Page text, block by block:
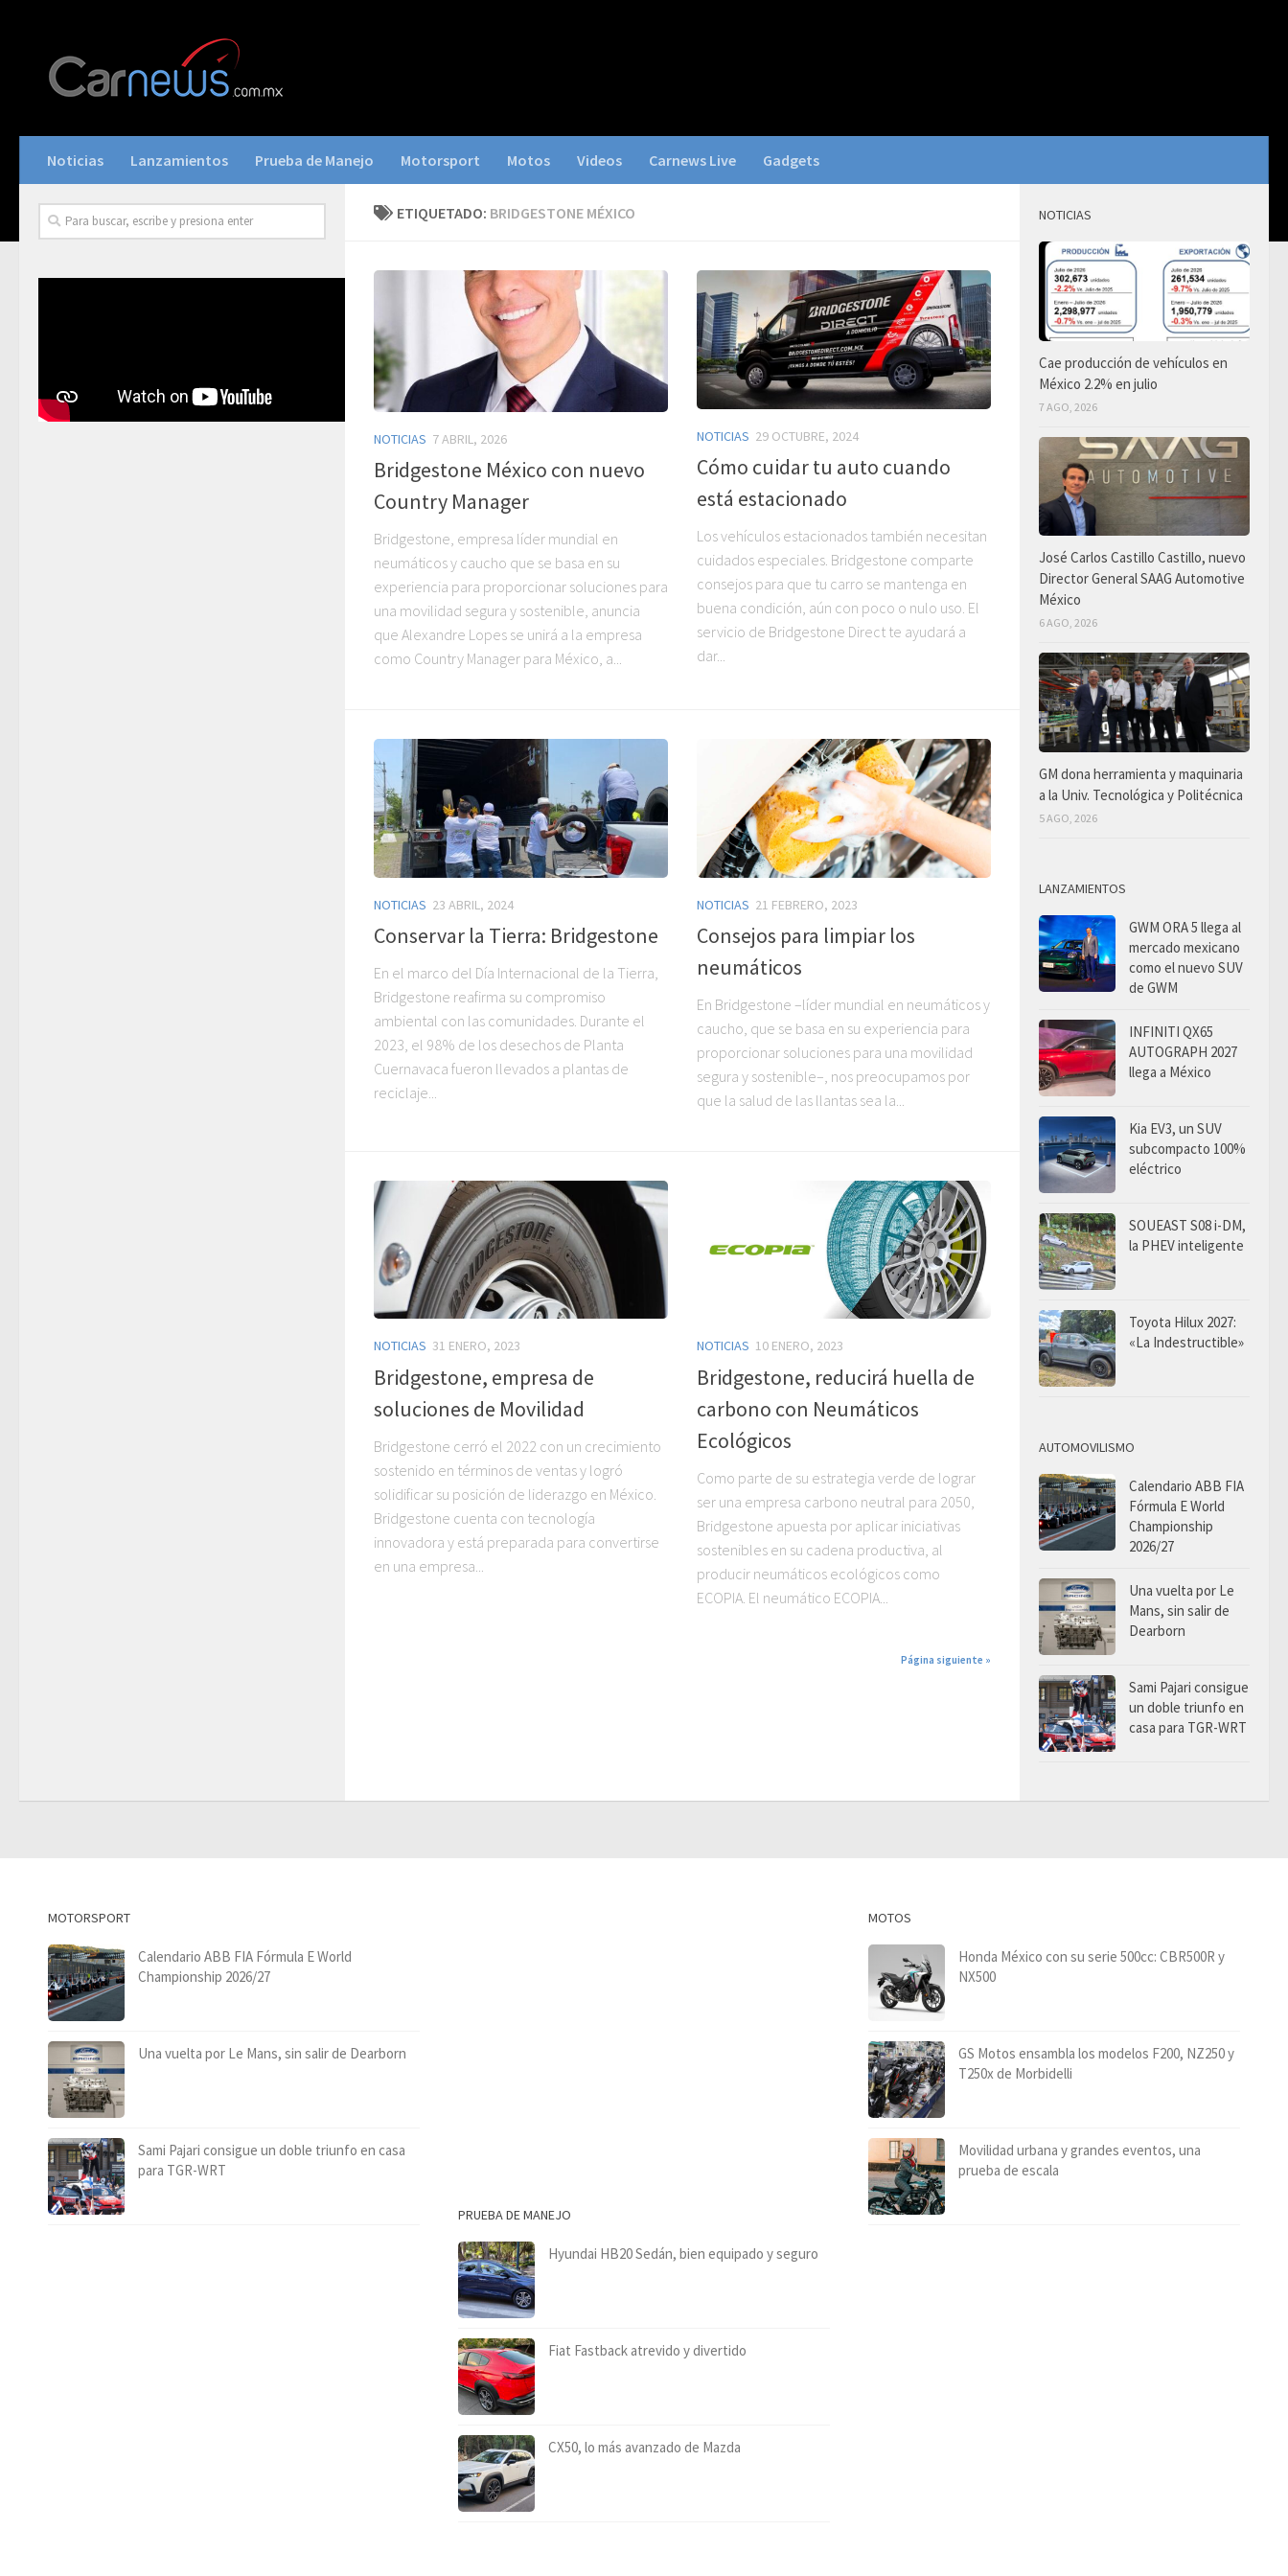
Noticias Lanzamientos Prueba de Manejo Motorsport Motos Videos Carnews Live Gadgets
ETIQUETADO: BRIDGESTONE MÉXICO
NOTICIAS 7 ABRIL, 2026
Bridgestone México con nuevo
Country Manager
Bridgestone, empresa líder mundial en
neumáticos y caucho que se basa en su
experiencia para proporcionar soluciones para
una movilidad segura y sostenible, anuncia
que Alexandre Lopes se unirá a la empresa
como Country Manager para México, a...
NOTICIAS 29 OCTUBRE, 2024
Cómo cuidar tu auto cuando
está estacionado
Los vehículos estacionados también necesitan
cuidados especiales. Bridgestone comparte
consejos para que tu carro se mantenga en
buena condición, aún con poco o nulo uso. El
servicio de Bridgestone Direct te ayudará a
dar...
NOTICIAS 23 ABRIL, 2024
Conservar la Tierra: Bridgestone
En el marco del Día Internacional de la Tierra,
Bridgestone reafirma su compromiso
ambiental con las comunidades. Durante el
2023, el 98% de los desechos de Planta
Cuernavaca fueron llevados a plantas de
reciclaje...
NOTICIAS 21 FEBRERO, 2023
Consejos para limpiar los
neumáticos
En Bridgestone –líder mundial en neumáticos y
caucho, que se basa en su experiencia para
proporcionar soluciones para una movilidad
segura y sostenible–, nos preocupamos por
que la salud de las llantas sea la...
NOTICIAS 31 ENERO, 2023
Bridgestone, empresa de
soluciones de Movilidad
Bridgestone cerró el 2022 con un crecimiento
sostenido en términos de ventas y logró
solidificar su posición de liderazgo en México.
Bridgestone cuenta con tecnología
innovadora y está preparada para convertirse
en una empresa...
NOTICIAS 10 ENERO, 2023
Bridgestone, reducirá huella de
carbono con Neumáticos
Ecológicos
Como parte de su estrategia verde de lograr
ser una empresa carbono neutral para 2050,
Bridgestone apuesta por aplicar iniciativas
sostenibles en su cadena productiva, al
producir neumáticos ecológicos como
ECOPIA. El neumático ECOPIA...
Página siguiente »
NOTICIAS
Cae producción de vehículos en
México 2.2% en julio
7 AGO, 2026
José Carlos Castillo Castillo, nuevo
Director General SAAG Automotive
México
6 AGO, 2026
GM dona herramienta y maquinaria
a la Univ. Tecnológica y Politécnica
5 AGO, 2026
LANZAMIENTOS
GWM ORA 5 llega al
mercado mexicano
como el nuevo SUV
de GWM
INFINITI QX65
AUTOGRAPH 2027
llega a México
Kia EV3, un SUV
subcompacto 100%
eléctrico
SOUEAST S08 i-DM,
la PHEV inteligente
Toyota Hilux 2027:
«La Indestructible»
AUTOMOVILISMO
Calendario ABB FIA
Fórmula E World
Championship
2026/27
Una vuelta por Le
Mans, sin salir de
Dearborn
Sami Pajari consigue
un doble triunfo en
casa para TGR-WRT
MOTORSPORT
Calendario ABB FIA Fórmula E World
Championship 2026/27
Una vuelta por Le Mans, sin salir de Dearborn
Sami Pajari consigue un doble triunfo en casa
para TGR-WRT
PRUEBA DE MANEJO
Hyundai HB20 Sedán, bien equipado y seguro
Fiat Fastback atrevido y divertido
CX50, lo más avanzado de Mazda
MOTOS
Honda México con su serie 500cc: CBR500R y
NX500
GS Motos ensambla los modelos F200, NZ250 y
T250x de Morbidelli
Movilidad urbana y grandes eventos, una
prueba de escala